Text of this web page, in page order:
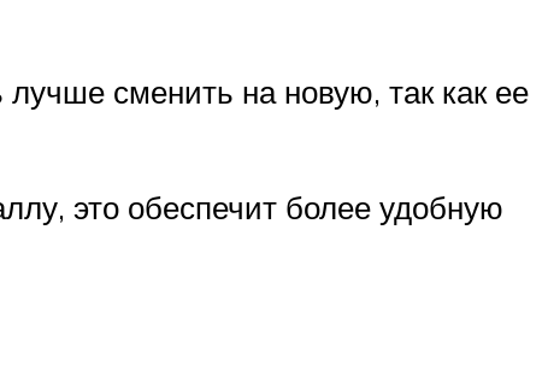
сменить на новую, так как ее
это обеспечит более удобную